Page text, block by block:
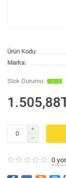
Ürün Kodu:
Marka:
0